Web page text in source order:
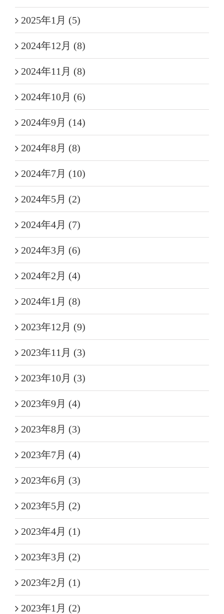
2025年1月 (5)
2024年12月 (8)
2024年11月 (8)
2024年10月 (6)
2024年9月 (14)
2024年8月 (8)
2024年7月 (10)
2024年5月 (2)
2024年4月 (7)
2024年3月 (6)
2024年2月 (4)
2024年1月 (8)
2023年12月 (9)
2023年11月 (3)
2023年10月 (3)
2023年9月 (4)
2023年8月 (3)
2023年7月 (4)
2023年6月 (3)
2023年5月 (2)
2023年4月 (1)
2023年3月 (2)
2023年2月 (1)
2023年1月 (2)